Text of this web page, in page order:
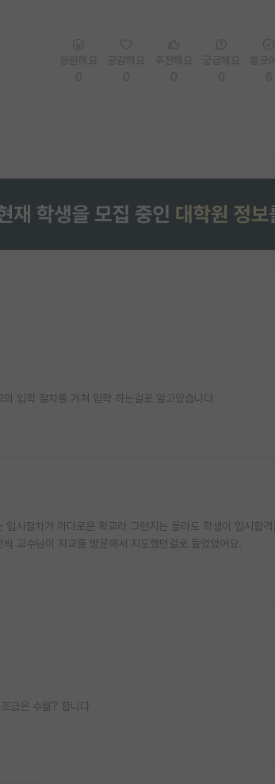
입학 절차를 거쳐 입학 하는걸로 알고있습니다
시절차가 까다로운 학교라 그런지는 몰라도 학생이 입시합
교수님이 자교를 방문해서 지도했던걸로 들었었어요.
금은 수월? 합니다